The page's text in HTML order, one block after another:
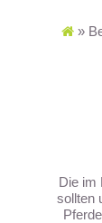
»
Die im
sollten